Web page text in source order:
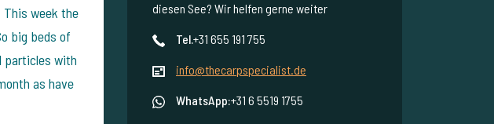
week the
big beds of
particles with
as have
diesen See? Wir helfen gerne weiter
Tel.+31 655 191 755
info@thecarpspecialist.de
WhatsApp:+31 6 5519 1755